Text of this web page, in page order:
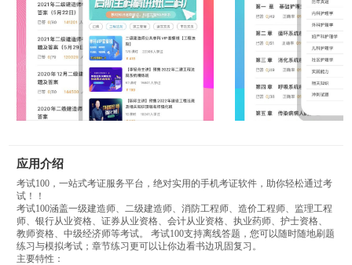
应用介绍
考试100，一站式考证服务平台，绝对实用的手机考证软件，助你轻松通过考
试！！
考试100涵盖一级建造师、二级建造师、消防工程师、造价工程师、监理工程
师、银行从业资格、证券从业资格、会计从业资格、执业药师、护士资格、
教师资格、中级经济师等考试。 考试100支持离线答题，您可以随时随地刷题
练习与模拟考试；章节练习更可以让你边看书边巩固复习。
主要特性：